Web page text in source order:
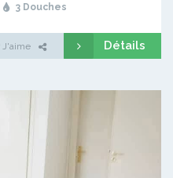
3 Douches
J'aime Détails